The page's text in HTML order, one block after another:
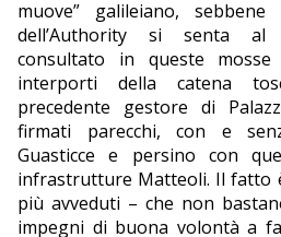
muove” galileiano,
dell’Authority si senta al
consultato in queste
interporti della catena
precedente gestore di
firmati parecchi, con e
Guasticce e persino con
infrastrutture Matteoli. Il fatto
più avveduti – che non
impegni di buona volontà a